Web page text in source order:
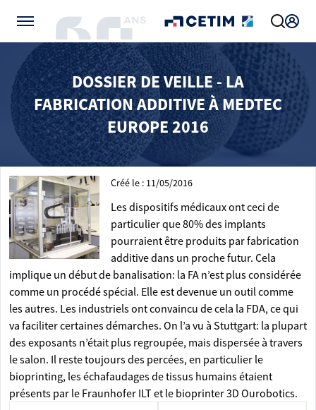
DOSSIER DE VEILLE - LA
FABRICATION ADDITIVE À MEDTEC
EUROPE 2016
Créé le : 11/05/2016
Les dispositifs médicaux ont ceci de
particulier que 80% des implants
pourraient être produits par fabrication
additive dans un proche futur. Cela
implique un début de banalisation: la FA n’est plus considérée
comme un procédé spécial. Elle est devenue un outil comme
les autres. Les industriels ont convaincu de cela la FDA, ce qui
va faciliter certaines démarches. On l’a vu à Stuttgart: la plupart
des exposants n’était plus regroupée, mais dispersée à travers
le salon. Il reste toujours des percées, en particulier le
bioprinting, les échafaudages de tissus humains étaient
présents par le Fraunhofer ILT et le bioprinter 3D Ourobotics.